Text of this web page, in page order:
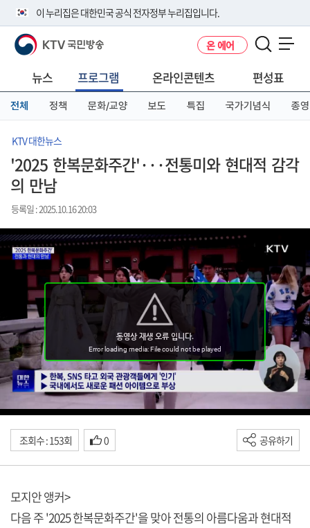
이 누리집은 대한민국 공식 전자정부 누리집입니다.
공식 누리집 주소 확인하기
니다.
이밖에 or.kr 또는 .kr등 다른 도메인 주소를 사용하고 있다면 아래 URL에
서 도메인 주소를 확인해 보세요
KTV 국민방송 온 에어
뉴스 프로그램 온라인콘텐츠 편성표
전체 정책 문화/교양 보도 특집 국가기념식 종영
KTV 대한뉴스
'2025 한복문화주간'···전통미와 현대적 감각
의 만남
등록일 : 2025.10.16 20:03
조회수 : 153회 0 공유하기
모지안 앵커>
다음 주 '2025 한복문화주간'을 맞아 전통의 아름다움과 현대적